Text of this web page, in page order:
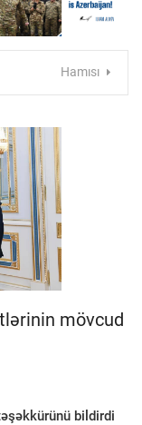
Hamısı
mövcud
bildirdi